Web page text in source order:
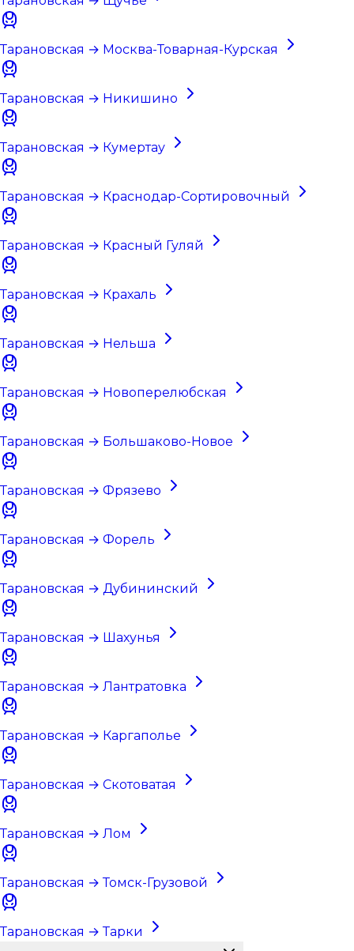
Тарановская → Москва-Товарная-Курская
Тарановская → Никишино
Тарановская → Кумертау
Тарановская → Краснодар-Сортировочный
Тарановская → Красный Гуляй
Тарановская → Крахаль
Тарановская → Нельша
Тарановская → Новоперелюбская
Тарановская → Большаково-Новое
Тарановская → Фрязево
Тарановская → Форель
Тарановская → Дубининский
Тарановская → Шахунья
Тарановская → Лантратовка
Тарановская → Каргаполье
Тарановская → Скотоватая
Тарановская → Лом
Тарановская → Томск-Грузовой
Тарановская → Тарки